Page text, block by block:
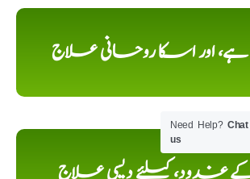
ہے، اور اسکا روحانی علاج
کے غدود، کیلئے دیسی علاج
Need Help?
us